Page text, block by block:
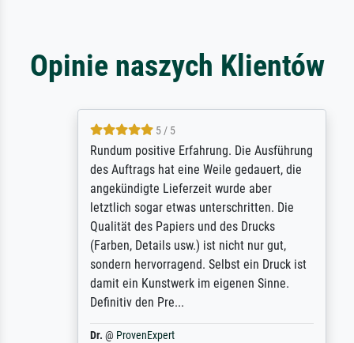
Opinie naszych Klientów
5 / 5
Rundum positive Erfahrung. Die Ausführung
des Auftrags hat eine Weile gedauert, die
angekündigte Lieferzeit wurde aber
letztlich sogar etwas unterschritten. Die
Qualität des Papiers und des Drucks
(Farben, Details usw.) ist nicht nur gut,
sondern hervorragend. Selbst ein Druck ist
damit ein Kunstwerk im eigenen Sinne.
Definitiv den Pre...
@ProvenExpert